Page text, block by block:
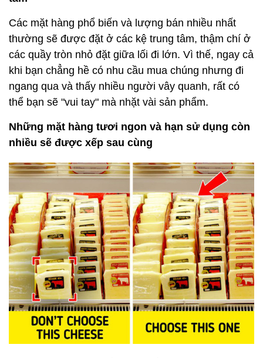
Các mặt hàng phổ biến và lượng bán nhiều nhất
thường sẽ được đặt ở các kệ trung tâm, thậm chí ở
các quầy tròn nhỏ đặt giữa lối đi lớn. Vì thế, ngay cả
khi bạn chẳng hề có nhu cầu mua chúng nhưng đi
ngang qua và thấy nhiều người vây quanh, rất có
thể bạn sẽ "vui tay" mà nhặt vài sản phẩm.
Những mặt hàng tươi ngon và hạn sử dụng còn
nhiều sẽ được xếp sau cùng